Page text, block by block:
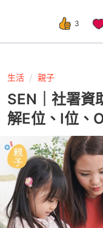
3
生活 親子
SEN｜社署
解E位、I位、